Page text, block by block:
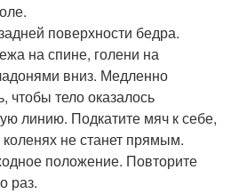
поверхности бедра.
на спине, голени на
вниз. Медленно
чтобы тело оказалось
линию. Подкатите мяч к себе,
коленях не станет прямым.
положение. Повторите
раз.